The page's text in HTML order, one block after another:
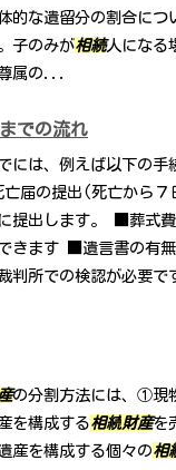
的な遺留分の割合につ
子のみが相続人になる
属の...
での流れ
には、例えば以下の手
亡届の提出(死亡から７
提出します。 ■葬式
きます ■遺言書の有
判所での検認が必要
の分割方法には、①現
を構成する相続財産を
産を構成する個々の相